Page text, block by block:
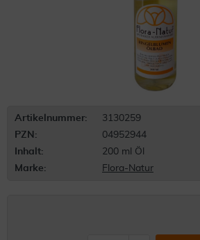
Artikelnummer:
3130259
PZN:
04952944
Inhalt:
200 ml Öl
Marke:
Flora-Natur